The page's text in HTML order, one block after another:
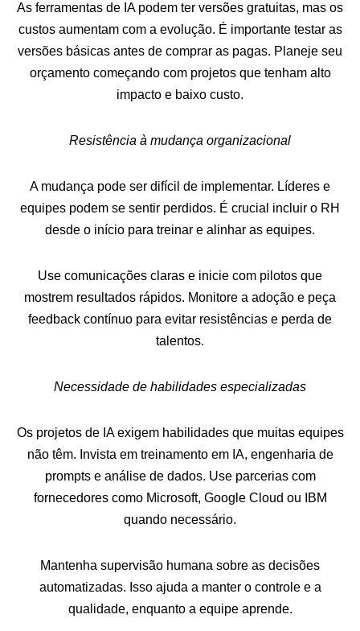
As ferramentas de IA podem ter versões gratuitas, mas os
custos aumentam com a evolução. É importante testar as
versões básicas antes de comprar as pagas. Planeje seu
orçamento começando com projetos que tenham alto
impacto e baixo custo.
Resistência à mudança organizacional
A mudança pode ser difícil de implementar. Líderes e
equipes podem se sentir perdidos. É crucial incluir o RH
desde o início para treinar e alinhar as equipes.
Use comunicações claras e inicie com pilotos que
mostrem resultados rápidos. Monitore a adoção e peça
feedback contínuo para evitar resistências e perda de
talentos.
Necessidade de habilidades especializadas
Os projetos de IA exigem habilidades que muitas equipes
não têm. Invista em treinamento em IA, engenharia de
prompts e análise de dados. Use parcerias com
fornecedores como Microsoft, Google Cloud ou IBM
quando necessário.
Mantenha supervisão humana sobre as decisões
automatizadas. Isso ajuda a manter o controle e a
qualidade, enquanto a equipe aprende.